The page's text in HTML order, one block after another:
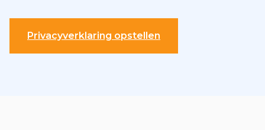
Privacyverklaring opstellen